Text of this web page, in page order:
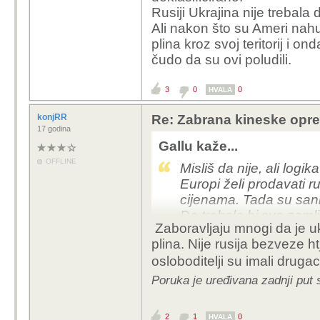
Rusiji Ukrajina nije trebala
Ali nakon što su Ameri
plina kroz svoj teritorij i
čudo da su ovi poludili.
3 0 HVALA 0
konjRR
17 godina
OFFLINE
Re: Zabrana kineske
Gallu kaže...
Misliš da nije, ali
Europi želi prodavati
cijenama. Tada su
Da trebale bi sve
i Venezuela, Iran i
Licemjerje Europe je
imperijalistima na
urušava.
protiv nas. Najveći
Zaboravljaju mnogi da je
plina. Nije rusija bezveze
osloboditelji su imali
Poruka je uređivana zadnji put
2 1 HVALA 0